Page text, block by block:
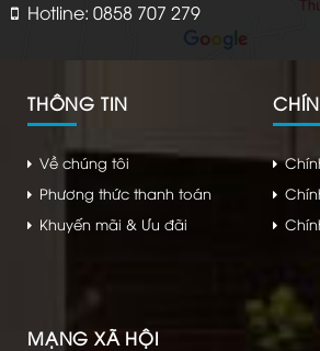
Hotline: 0858 707 279
THÔNG TIN
Về chúng tôi
Phương thức thanh toán
Khuyến mãi & Ưu đãi
MẠNG XÃ HỘI